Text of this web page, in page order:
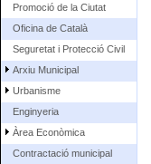
Promoció de la Ciutat
Oficina de Català
Seguretat i Protecció Civil
Arxiu Municipal
Urbanisme
Enginyeria
Àrea Econòmica
Contractació municipal